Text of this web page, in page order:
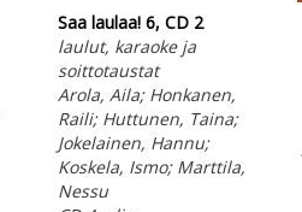
Saa laulaa! 6, CD 2
laulut, karaoke ja
soittotaustat
Arola, Aila; Honkanen,
Raili; Huttunen, Taina;
Jokelainen, Hannu;
Koskela, Ismo; Marttila,
Nessu